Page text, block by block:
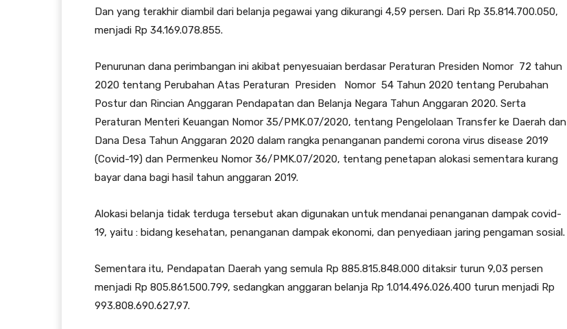
Dan yang terakhir diambil dari belanja pegawai yang dikurangi 4,59 persen. Dari Rp 35.814.700.050,
menjadi Rp 34.169.078.855.
Penurunan dana perimbangan ini akibat penyesuaian berdasar Peraturan Presiden Nomor 72 tahun
2020 tentang Perubahan Atas Peraturan Presiden Nomor 54 Tahun 2020 tentang Perubahan
Postur dan Rincian Anggaran Pendapatan dan Belanja Negara Tahun Anggaran 2020. Serta
Peraturan Menteri Keuangan Nomor 35/PMK.07/2020, tentang Pengelolaan Transfer ke Daerah dan
Dana Desa Tahun Anggaran 2020 dalam rangka penanganan pandemi corona virus disease 2019
(Covid-19) dan Permenkeu Nomor 36/PMK.07/2020, tentang penetapan alokasi sementara kurang
bayar dana bagi hasil tahun anggaran 2019.
Alokasi belanja tidak terduga tersebut akan digunakan untuk mendanai penanganan dampak covid-
19, yaitu : bidang kesehatan, penanganan dampak ekonomi, dan penyediaan jaring pengaman sosial.
Sementara itu, Pendapatan Daerah yang semula Rp 885.815.848.000 ditaksir turun 9,03 persen
menjadi Rp 805.861.500.799, sedangkan anggaran belanja Rp 1.014.496.026.400 turun menjadi Rp
993.808.690.627,97.